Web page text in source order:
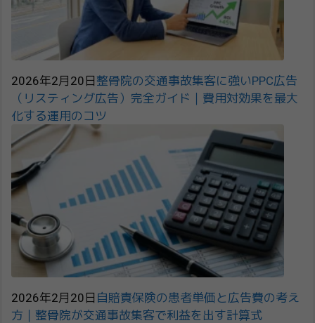
2026年2月20日 整骨院の交通事故集客に強いPPC広告
（リスティング広告）完全ガイド｜費用対効果を最大
化する運用のコツ
2026年2月20日 自賠責保険の患者単価と広告費の考え
方｜整骨院が交通事故集客で利益を出す計算式